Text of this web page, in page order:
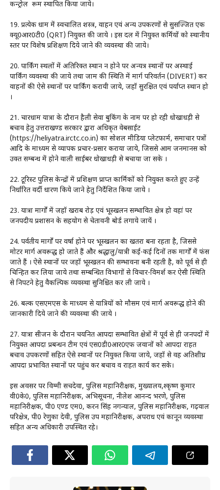
कन्ट्रोल रूम स्थापित किया जाये।
19. प्रत्येक धाम में स्वचालित शस्त्र, वाहन एवं अन्य उपकरणों से सुसज्जित एक
क्यू0आर0टी0 (QRT) नियुक्त की जाये । इस दल में नियुक्त कर्मियों को स्थानीय
स्तर पर विशेष प्रशिक्षण दिये जाने की व्यवस्था की जाये।
20. पार्किंग स्थलों में अतिरिक्त स्थान न होने पर अन्यत्र स्थानों पर अस्थाई
पार्किंग व्यवस्था की जाये तथा जाम की स्थिति में मार्ग परिवर्तन (DIVERT) कर
वाहनों की ऐसे स्थानों पर पार्किंग करायी जाये, जहॉ सुरक्षित एवं पर्याप्त स्थान हो
।
21. चारधाम यात्रा के दौरान हैली सेवा बुकिंग के नाम पर हो रही धोखाधड़ी से
बचाव हेतु उत्तराखण्ड सरकार द्वारा अधिकृत वेबसाईट
(https://heliyatra.irctc.co.in) का सोशल मीडिया प्लेटफार्म, समाचार पत्रों
आदि के माध्यम से व्यापक प्रचार-प्रसार कराया जाये, जिससे आम जनमानस को
उक्त सम्बन्ध में होने वाली साईबर धोखाधड़ी से बचाया जा सके ।
22. टूरिस्ट पुलिस केन्द्रों में प्रशिक्षण प्राप्त कार्मिकों को नियुक्त करते हुए उन्हें
निर्धारित वर्दी धारण किये जाने हेतु निर्देशित किया जाये ।
23. यात्रा मार्गों में जहॉ खराब रोड़ एवं भूस्खलन सम्भावित क्षेत्र हो वहां पर
जनपदीय प्रशासन के सहयोग से चेतावनी बोर्ड लगाये जायें ।
24. पर्वतीय मार्गों पर वर्षा होने पर भूस्खलन का खतरा बना रहता है, जिससे
मोटर मार्ग अवरूद्ध हो जाते हैं और श्रद्धालु/यात्री कई-कई दिनों तक मार्गों में फंस
जाते हैं । ऐसे स्थानों पर जहॉ भूस्खलन की सम्भावना बनी रहती है, को पूर्व से ही
चिन्हित कर लिया जाये तथा सम्बन्धित विभागों से विचार-विमर्श कर ऐसी स्थिति
से निपटने हेतु वैकल्पिक व्यवस्था सुनिश्चित कर ली जाये ।
26. बल्क एसएमएस के माध्यम से यात्रियों को मौसम एवं मार्ग अवरूद्ध होने की
जानकारी दिये जाने की व्यवस्था की जाये ।
27. यात्रा सीजन के दौरान चयनित आपदा सम्भावित क्षेत्रों में पूर्व से ही जनपदों में
नियुक्त आपदा प्रबन्धन टीम एवं एस0डी0आर0एफ जवानों को आपदा राहत
बचाव उपकरणों सहित ऐसे स्थानों पर नियुक्त किया जाये, जहॉ से वह अतिशीघ्र
आपदा प्रभावित स्थानों पर पहुंच कर बचाव व राहत कार्य कर सके।
इस अवसर पर विम्मी सचदेवा, पुलिस महानिरीक्षक, मुख्यालय,श्कृष्ण कुमार
वी0के0, पुलिस महानिरीक्षक, अभिसूचना, नीलेश आनन्द भरणे, पुलिस
महानिरीक्षक, पी0 एण्ड एम0, करन सिंह नगन्याल, पुलिस महानिरीक्षक, गढ़वाल
परिक्षेत्र, पी0 रेणुका देवी, पुलिस उप महानिरीक्षक, अपराध एवं कानून व्यवस्था
सहित अन्य अधिकारी उपस्थित रहे।